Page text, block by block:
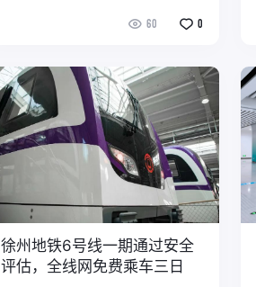
60 0
徐州地铁6号线一期通过安全
评估，全线网免费乘车三日